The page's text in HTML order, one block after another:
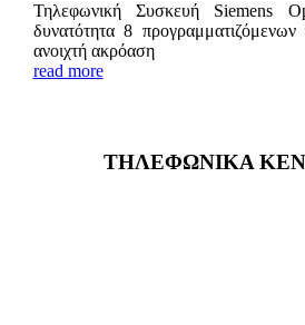
Τηλεφωνική Συσκευή Siemens
δυνατότητα 8
ανοιχτή ακρόαση
read more
ΤΗΛΕΦΩΝΙΚΑ